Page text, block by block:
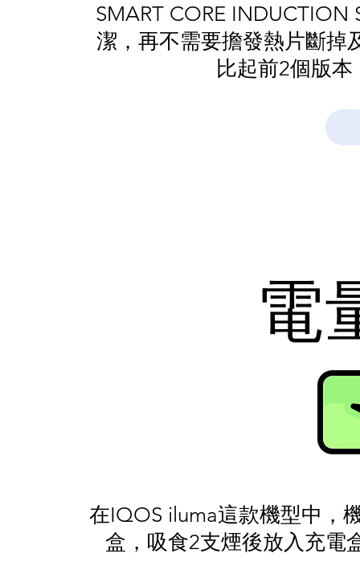
SMART CORE
潔，再不需要擔發熱片斷掉
比起前2個版
電
在IQOS iluma這款機型中，
盒，吸食2支煙後放入充電